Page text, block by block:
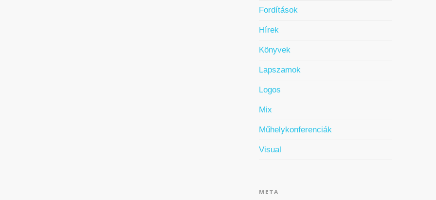
Fordítások
Hírek
Könyvek
Lapszamok
Logos
Mix
Műhelykonferenciák
Visual
META